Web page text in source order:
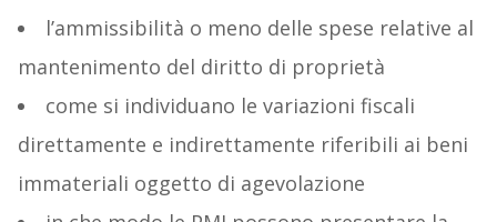
l’ammissibilità o meno delle spese relative al
mantenimento del diritto di proprietà
come si individuano le variazioni fiscali
direttamente e indirettamente riferibili ai beni
immateriali oggetto di agevolazione